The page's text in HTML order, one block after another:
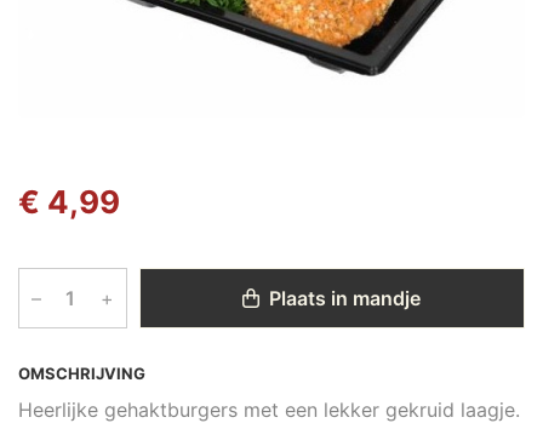
OMSCHRIJVING
Heerlijke gehaktburgers met een lekker gekruid laagje.
€ 4,99
– + Plaats in mandje